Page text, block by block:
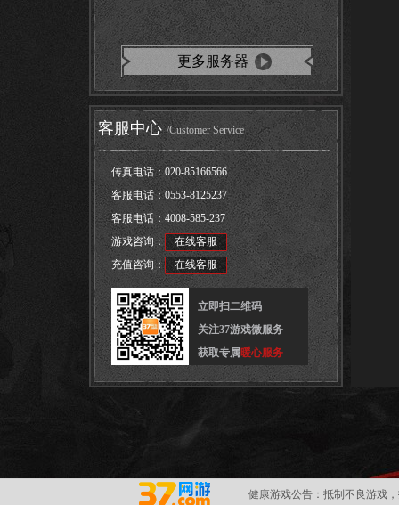
更多服务器
客服中心 /Customer Service
传真电话： 020-85166566
客服电话：0553-8125237
客服电话： 4008-585-237
游戏咨询：
在线客服
充值咨询：
在线客服
立即扫二维码
关注37游戏微服务
获取专属暖心服务
健康游戏公告： 抵制不良游戏